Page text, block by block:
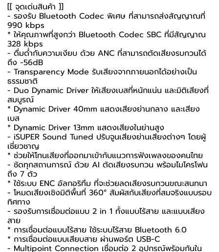
[[ จุดเด่นสินค้า ]]
- รองรับ Bluetooth Codec พิเศษ ที่สามารถส่งสัญญาณที่
990 kbps
* ให้คุณภาพที่สูงกว่า Bluetooth Codec SBC ที่มีสัญญาณ
328 kbps
- ดื่มด่ำกับความเงียบ ด้วย ANC ที่สามารถตัดเสียงรบกวนได้
ถึง -56dB
- Transparency Mode รับเสียงจากภายนอกได้อย่างเป็น
ธรรมชาติ
- Duo Dynamic Driver ให้เสียงเบสที่หนักแน่น และมิติเสียงที่
สมบูรณ์
* Dynamic Driver 40mm แสดงเสียงย่านกลาง และเสียง
เบส
* Dynamic Driver 13mm แสดงเสียงในย่านสูง
- iSUPER Sound Tuned ปรับจูนเสียงย่านเสียงต่างๆ โดยผู้
เชี่ยวชาญ
* ช่วยให้โทนเสียงที่ออกมาเข้ากับแนวการฟังเพลงของคนไทย
- ชัดทุกสถานการณ์ ด้วย AI ตัดเสียงรบกวน พร้อมไมโครโฟน
ถึง 7 ตัว
* ใช้ระบบ ENC อัลกอริทึม ที่จะช่วยลดเสียงรบกวนขณะสนทนา
- โหมดเสียงเชิงมิติพื้นที่ 360° สัมผัสกับเสียงที่สมจริงแบบรอบ
ทิศทาง
- รองรับการเชื่อมต่อแบบ 2 in 1 ทั้งแบบไร้สาย และแบบเสียง
สาย
* การเชื่อมต่อแบบไร้สาย ใช้ระบบไร้สาย Bluetooth 6.0
* การเชื่อมต่อแบบเสียบสาย ผ่านพอร์ต USB-C
- Multipoint Connection เชื่อมต่อ 2 อุปกรณ์พร้อมกันใน